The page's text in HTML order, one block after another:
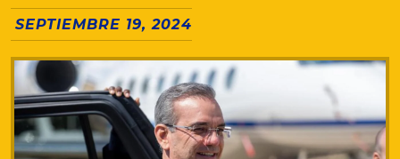
SEPTIEMBRE 19, 2024